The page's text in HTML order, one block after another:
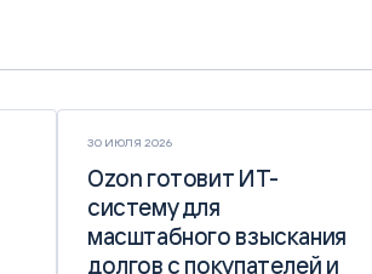
30 ИЮЛЯ 2026
Ozon готовит ИТ-
систему для
масштабного взыскания
долгов с покупателей и
Ozon готовит ИТ-
систему для
масштабного взыскания
долгов с покупателей и